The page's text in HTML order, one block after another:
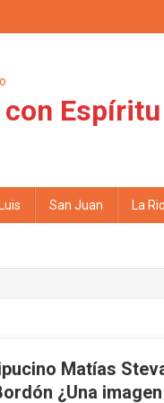
San Juan La
Matías
¿Una